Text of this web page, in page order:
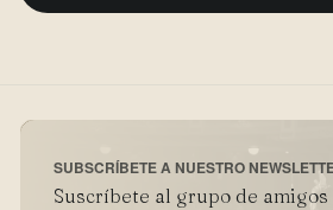
SUBSCRÍBETE A NUESTRO
Suscríbete al grupo de amigos